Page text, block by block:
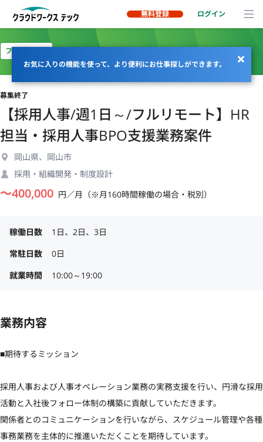
無料登録 ログイン
お気に入りの機能を使って、より便利にお仕事探しができます。
フルリモート
募集終了
【採用人事/週1日～/フルリモート】HR
担当・採用人事BPO支援業務案件
岡山県、岡山市
採用・組織開発・制度設計
〜400,000 円／月（※月160時間稼働の場合・税別）
稼働日数
1日、2日、3日
常駐日数
0日
就業時間
10:00～19:00
業務内容
■期待するミッション
採用人事および人事オペレーション業務の実務支援を行い、円滑な採用
活動と入社後フォロー体制の構築に貢献していただきます。
関係者とのコミュニケーションを行いながら、スケジュール管理や各種
事務業務を主体的に推進いただくことを期待しています。